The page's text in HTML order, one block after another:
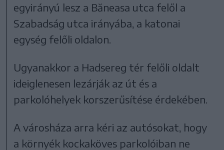
egyirányú lesz a Băneasa utca felől a
Szabadság utca irányába, a katonai
egység felőli oldalon.
Ugyanakkor a Hadsereg tér felőli oldalt
ideiglenesen lezárják az út és a
parkolóhelyek korszerűsítése érdekében.
A városháza arra kéri az autósokat, hogy
a környék kockaköves parkolóiban ne